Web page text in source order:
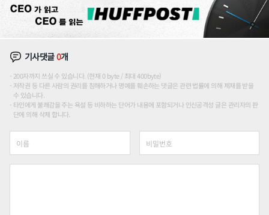
기사댓글0개
200자까지 쓰실 수 있습니다. (현재 0 byte / 최대 400byte)
저작권 등 다른 사람의 권리를 침해하거나 명예를 훼손하는 댓글은 관련 법률에 의해 제재를 받을
수 있습니다.
타인에게 불쾌감을 주는 욕설 등 비하하는 단어가 내용에 포함되거나 인신공격성 글은 관리자의 판
단에 의해 삭제 합니다.